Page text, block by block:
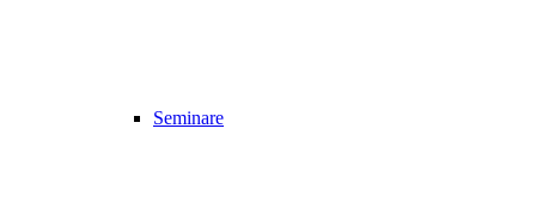
Seminare